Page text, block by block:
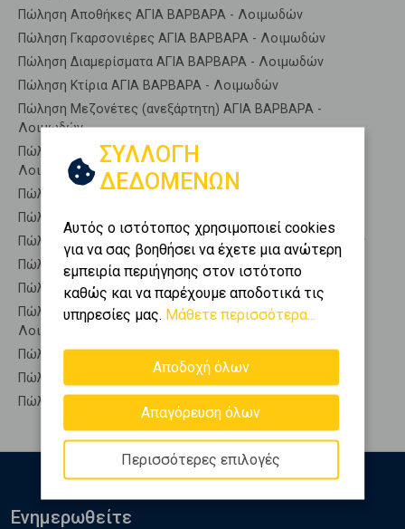
Πώληση Αποθήκες ΑΓΙΑ ΒΑΡΒΑΡΑ - Λοιμωδών
Πώληση Γκαρσονιέρες ΑΓΙΑ ΒΑΡΒΑΡΑ - Λοιμωδών
Πώληση Διαμερίσματα ΑΓΙΑ ΒΑΡΒΑΡΑ - Λοιμωδών
Πώληση Κτίρια ΑΓΙΑ ΒΑΡΒΑΡΑ - Λοιμωδών
Πώληση Μεζονέτες (ανεξάρτητη) ΑΓΙΑ ΒΑΡΒΑΡΑ -
Λοιμωδών
Πώληση Μεζονέτες (εφαπτόμενη) ΑΓΙΑ ΒΑΡΒΑΡΑ -
Λοιμωδών
Πώληση Μονοκατοικίες ΑΓΙΑ ΒΑΡΒΑΡΑ - Λοιμωδών
Πώληση Οικίες ΑΓΙΑ ΒΑΡΒΑΡΑ - Λοιμωδών
Πώληση Οροφοδιαμερίσματα ΑΓΙΑ ΒΑΡΒΑΡΑ - Λοιμωδών
Πώληση Οροφομεζονέτες ΑΓΙΑ ΒΑΡΒΑΡΑ - Λοιμωδών
Πώληση Ρετιρέ ΑΓΙΑ ΒΑΡΒΑΡΑ - Λοιμωδών
Πώληση Συγκροτήματα κατοικιών ΑΓΙΑ ΒΑΡΒΑΡΑ -
Λοιμωδών
Πώληση Υπόγεια ΑΓΙΑ ΒΑΡΒΑΡΑ - Λοιμωδών
Πώληση Υπόσκαφα ΑΓΙΑ ΒΑΡΒΑΡΑ - Λοιμωδών
Πώληση Υπολ. υψουν ΑΓΙΑ ΒΑΡΒΑΡΑ - Λοιμωδών
ΣΥΛΛΟΓΗ
ΔΕΔΟΜΕΝΩΝ
Αυτός ο ιστότοπος χρησιμοποιεί cookies
για να σας βοηθήσει να έχετε μια ανώτερη
εμπειρία περιήγησης στον ιστότοπο
καθώς και να παρέχουμε αποδοτικά τις
υπηρεσίες μας. Μάθετε περισσότερα...
Αποδοχή όλων
Απαγόρευση όλων
Περισσότερες επιλογές
Ενημερωθείτε